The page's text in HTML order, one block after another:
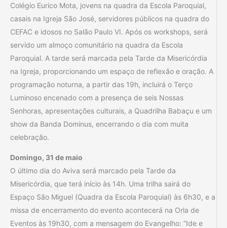
Colégio Eurico Mota, jovens na quadra da Escola Paroquial,
casais na Igreja São José, servidores públicos na quadra do
CEFAC e idosos no Salão Paulo VI. Após os workshops, será
servido um almoço comunitário na quadra da Escola
Paroquial. A tarde será marcada pela Tarde da Misericórdia
na Igreja, proporcionando um espaço de reflexão e oração. A
programação noturna, a partir das 19h, incluirá o Terço
Luminoso encenado com a presença de seis Nossas
Senhoras, apresentações culturais, a Quadrilha Babaçu e um
show da Banda Dominus, encerrando o dia com muita
celebração.
Domingo, 31 de maio
O último dia do Aviva será marcado pela Tarde da
Misericórdia, que terá início às 14h. Uma trilha sairá do
Espaço São Miguel (Quadra da Escola Paroquial) às 6h30, e a
missa de encerramento do evento acontecerá na Orla de
Eventos às 19h30, com a mensagem do Evangelho: “Ide e